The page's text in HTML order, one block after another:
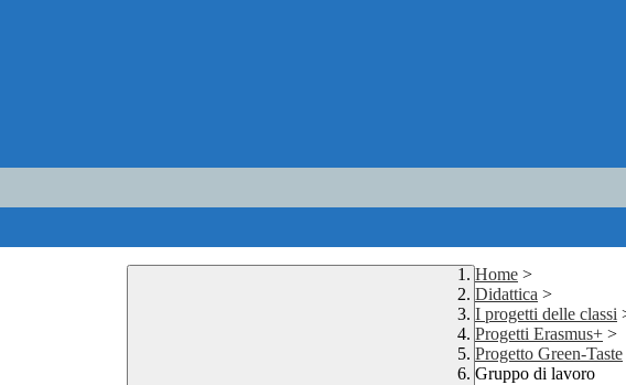
Home >
Didattica >
I progetti delle classi
Progetti Erasmus+ >
Progetto Green-Taste
Gruppo di lavoro